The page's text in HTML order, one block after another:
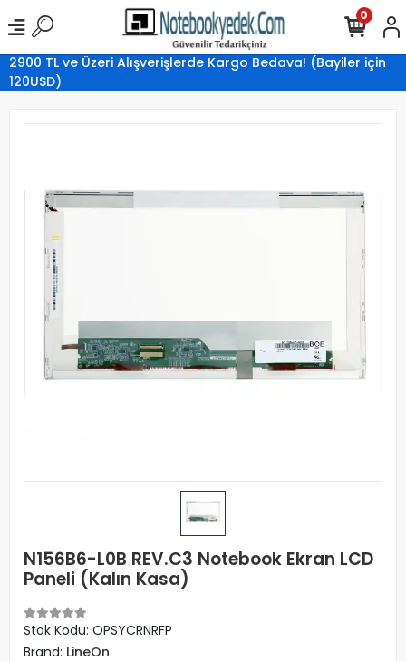
2900 TL ve Üzeri Alışverişlerde Kargo Bedava! (Bayiler için
120USD)
0
N156B6-L0B REV.C3 Notebook Ekran LCD
Paneli (Kalın Kasa)
Stok Kodu: OPSYCRNRFP
Brand: LineOn